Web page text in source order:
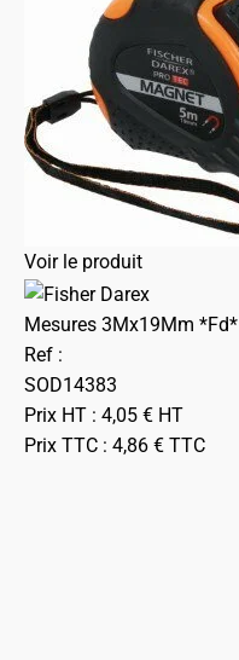
Voir le produit
Mesures 3Mx19Mm *Fd*
Ref :
SOD14383
Prix HT : 4,05 € HT
Prix TTC : 4,86 € TTC